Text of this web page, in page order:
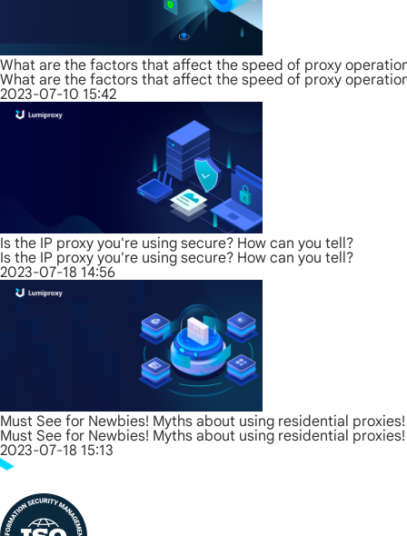
What are the factors that affect the speed of proxy
What are the factors that affect the speed of proxy
2023-07-10 15:42
Is the IP proxy you're using secure? How can you tell?
Is the IP proxy you're using secure? How can you tell?
2023-07-18 14:56
Must See for Newbies! Myths about using residential proxies!
Must See for Newbies! Myths about using residential proxies!
2023-07-18 15:13